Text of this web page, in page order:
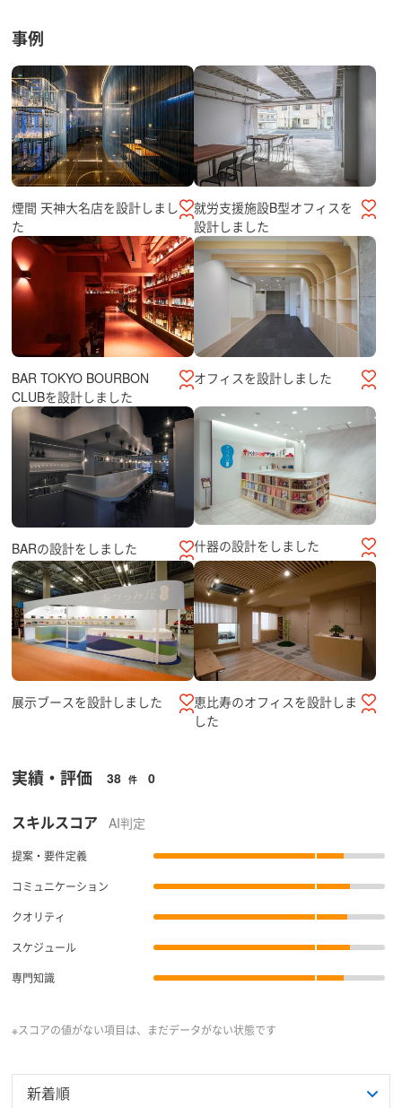
事例
煙間 天神大名店を設計しまし
た
就労支援施設B型オフィスを
設計しました
BAR TOKYO BOURBON
CLUBを設計しました
オフィスを設計しました
BARの設計をしました 什器の設計をしました
展示ブースを設計しました
恵比寿のオフィスを設計しま
した
実績・評価 38 件 0
スキルスコア AI判定
提案・要件定義
コミュニケーション
クオリティ
スケジュール
専門知識
※スコアの値がない項目は、まだデータがない状態です